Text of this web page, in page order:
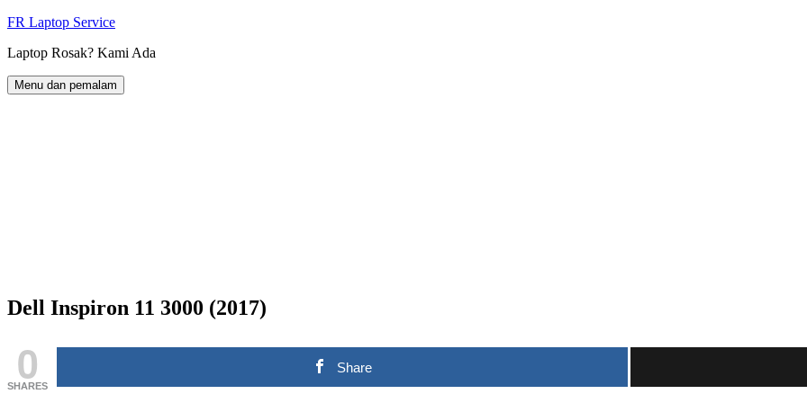
Langkau
kandungan
FR Laptop Service
Laptop Rosak? Kami Ada
Menu dan pemalam
Dell Inspiron 11 3000 (2017)
0
SHARES
Share